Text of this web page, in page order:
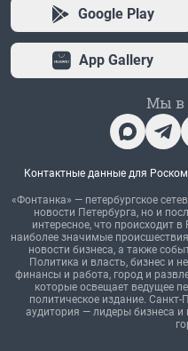
Google Play
App Gallery
Мы в
Контактные данные для
«Фонтанка» — петербургское
новости Петербурга, но и
интересное, что происходит
наиболее значимые
новости бизнеса, а также
Политика и власть, бизнес и
финансы и работа, город и
которые освещает ведущее
политическое издание.
аудитория — лидеры бизнеса и